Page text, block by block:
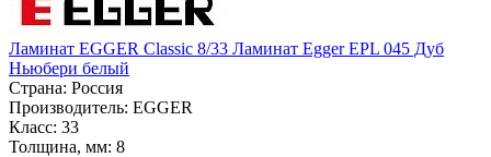
Ламинат EGGER Classic 8/33 Ламинат Egger EPL 045 Дуб
Ньюбери белый
Страна: Россия
Производитель: EGGER
Класс: 33
Толщина, мм: 8